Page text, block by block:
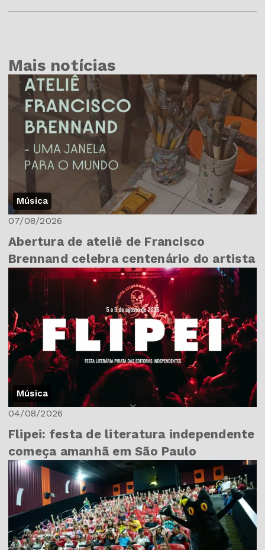
Mais notícias
Música
07/08/2026
Abertura de ateliê de Francisco
Brennand celebra centenário do artista
Música
04/08/2026
Flipei: festa de literatura independente
começa amanhã em São Paulo